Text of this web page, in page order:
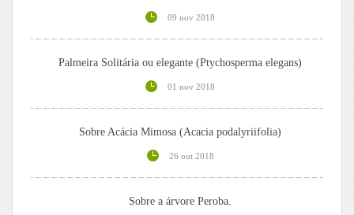
09 nov 2018
Palmeira Solitária ou elegante (Ptychosperma elegans)
01 nov 2018
Sobre Acácia Mimosa (Acacia podalyriifolia)
26 out 2018
Sobre a árvore Peroba.